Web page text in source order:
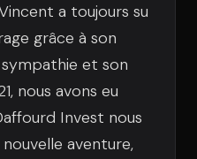
a toujours su
grâce à son
et son
nous avons eu
Invest nous
aventure,